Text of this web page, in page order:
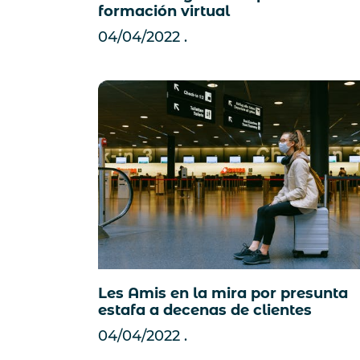
formación virtual
04/04/2022
Les Amis en la mira por presunta
estafa a decenas de clientes
04/04/2022